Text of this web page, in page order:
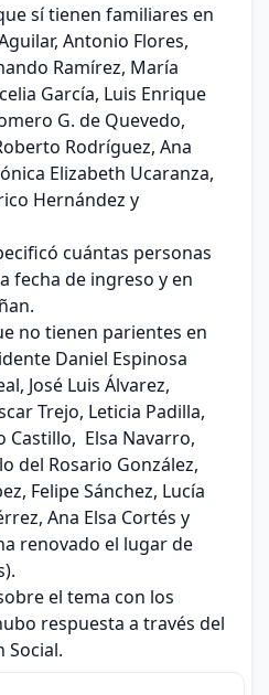
sí tienen familiares en
Antonio Flores,
Ramírez, María
García, Luis Enrique
G. de Quevedo,
Rodríguez, Ana
Elizabeth Ucaranza,
Hernández y
cuántas personas
fecha de ingreso y en
no tienen parientes en
Daniel Espinosa
José Luis Álvarez,
Trejo, Leticia Padilla,
Castillo, Elsa Navarro,
del Rosario González,
Felipe Sánchez, Lucía
Ana Elsa Cortés y
renovado el lugar de
el tema con los
respuesta a través del
Social.